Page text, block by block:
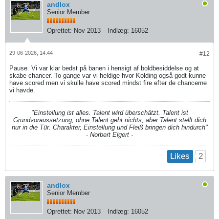
andlox
Senior Member
Oprettet: Nov 2013 Indlæg: 16052
#12
29-06-2026, 14:44
Pause. Vi var klar bedst på banen i hensigt af boldbesiddelse og at
skabe chancer. To gange var vi heldige hvor Kolding også godt kunne
have scored men vi skulle have scored mindst fire efter de chancerne
vi havde.
"Einstellung ist alles. Talent wird überschätzt. Talent ist
Grundvoraussetzung, ohne Talent geht nichts, aber Talent stellt dich
nur in die Tür. Charakter, Einstellung und Fleiß bringen dich hindurch"
- Norbert Elgert -
Likes 2
andlox
Senior Member
Oprettet: Nov 2013 Indlæg: 16052